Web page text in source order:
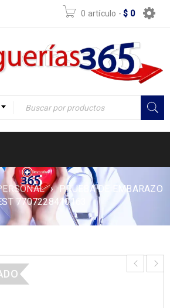
0 artículo - $ 0
› PRUEBA DE EMBARAZO
7707228410163